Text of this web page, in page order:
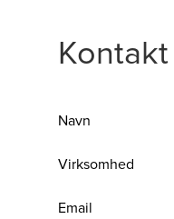
Navn
Virksomhed
Email